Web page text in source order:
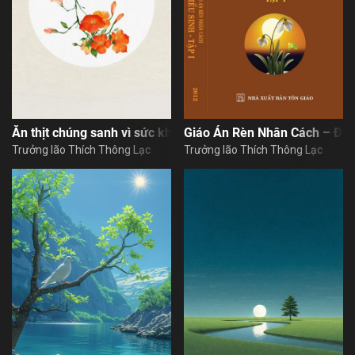
Ăn thịt chúng sanh vì sức khỏe
Trưởng lão Thích Thông Lạc
Giáo Án Rèn Nhân Cách –
Trưởng lão Thích Thông Lạc